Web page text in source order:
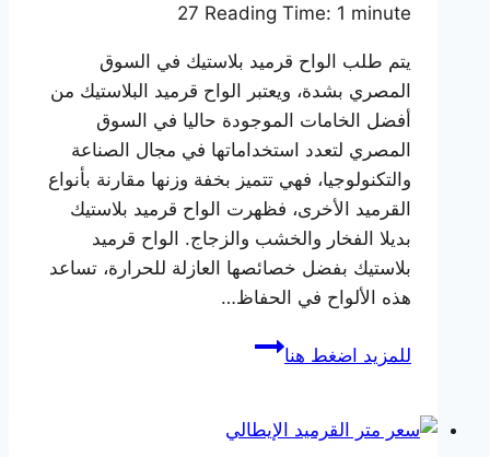
27 Reading Time: 1 minute
يتم طلب الواح قرميد بلاستيك في السوق
المصري بشدة، ويعتبر الواح قرميد البلاستيك من
أفضل الخامات الموجودة حاليا في السوق
المصري لتعدد استخداماتها في مجال الصناعة
والتكنولوجيا، فهي تتميز بخفة وزنها مقارنة بأنواع
القرميد الأخرى، فظهرت الواح قرميد بلاستيك
بديلا الفخار والخشب والزجاج. الواح قرميد
بلاستيك بفضل خصائصها العازلة للحرارة، تساعد
هذه الألواح في الحفاظ…
للمزيد اضغط هنااماكن
قرميد